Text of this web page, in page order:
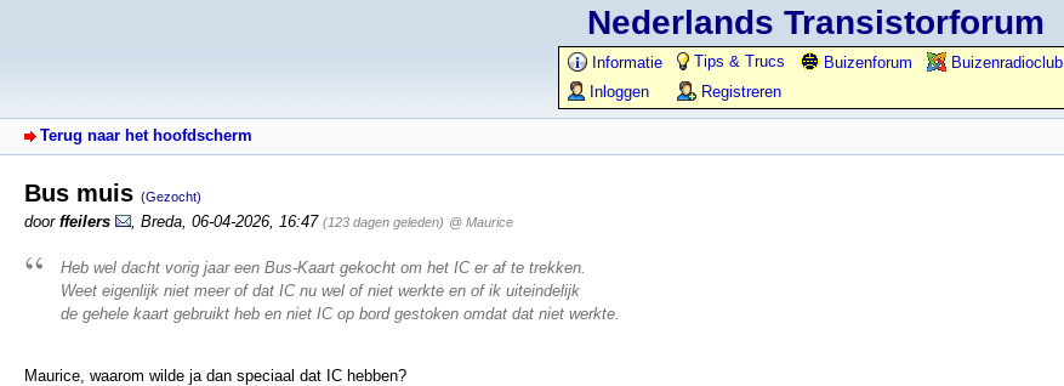
Nederlands Transistorforum
Informatie Tips & Trucs Buizenforum
Buizenradioclub
Inloggen
Registreren
Terug naar het hoofdscherm
Bus muis (Gezocht)
door ffeilers Breda 06-04-2026, 16:47 (123 dagen geleden) @ Maurice
Heb wel dacht vorig jaar een Bus-Kaart gekocht om het IC er af te trekken.
Weet eigenlijk niet meer of dat IC nu wel of niet werkte en of ik uiteindelijk
de gehele kaart gebruikt heb en niet IC op bord gestoken omdat dat niet werkte.
Maurice, waarom wilde ja dan speciaal dat IC hebben?